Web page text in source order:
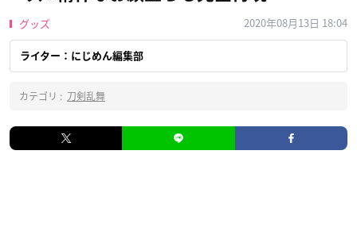
グッズ 2020年08月13日 18:04
ライター：にじめん編集部
カテゴリ : 刀剣乱舞